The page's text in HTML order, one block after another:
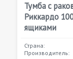
Тумба с
Риккардо
ящиками
Страна:
Производитель: